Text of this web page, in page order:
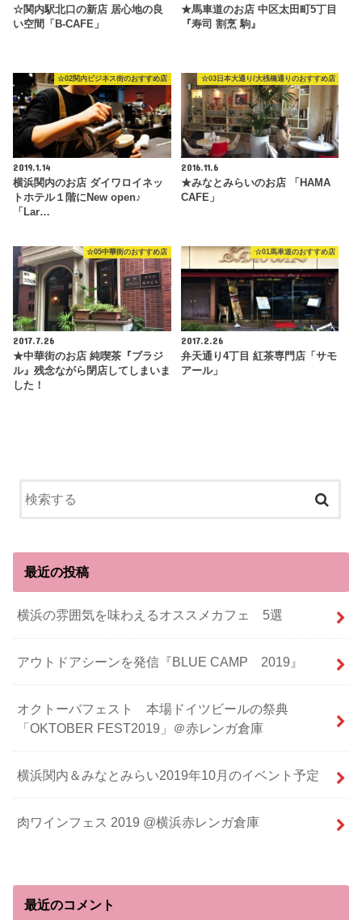
☆関内駅北口の新店 居心地の良
い空間「B-CAFE」
★馬車道のお店 中区太田町5丁目
『寿司 割烹 駒』
☆02関内ビジネス街のおすすめ店
2019.1.14
横浜関内のお店 ダイワロイネッ
トホテル１階にNew open♪
「Lar…
☆03日本大通り/大桟橋通りのおすすめ店
2016.11.6
★みなとみらいのお店 「HAMA
CAFE」
☆05中華街のおすすめ店
2017.7.26
★中華街のお店 純喫茶『ブラジ
ル』残念ながら閉店してしまいま
した！
☆01馬車道のおすすめ店
2017.2.26
弁天通り4丁目 紅茶専門店「サモ
アール」
最近の投稿
横浜の雰囲気を味わえるオススメカフェ 5選
アウトドアシーンを発信『BLUE CAMP 2019』
オクトーバフェスト 本場ドイツビールの祭典
「OKTOBER FEST2019」＠赤レンガ倉庫
横浜関内＆みなとみらい2019年10月のイベント予定
肉ワインフェス 2019 @横浜赤レンガ倉庫
最近のコメント